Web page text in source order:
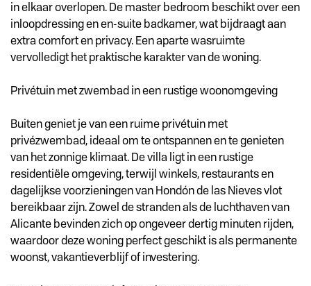
in elkaar overlopen. De master bedroom beschikt over een
inloopdressing en en-suite badkamer, wat bijdraagt aan
extra comfort en privacy. Een aparte wasruimte
vervolledigt het praktische karakter van de woning.
Privétuin met zwembad in een rustige woonomgeving
Buiten geniet je van een ruime privétuin met
privézwembad, ideaal om te ontspannen en te genieten
van het zonnige klimaat. De villa ligt in een rustige
residentiële omgeving, terwijl winkels, restaurants en
dagelijkse voorzieningen van Hondón de las Nieves vlot
bereikbaar zijn. Zowel de stranden als de luchthaven van
Alicante bevinden zich op ongeveer dertig minuten rijden,
waardoor deze woning perfect geschikt is als permanente
woonst, vakantieverblijf of investering.